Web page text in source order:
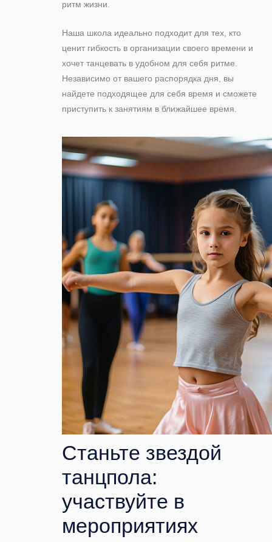
ритм жизни.
Наша школа идеально подходит для тех, кто
ценит гибкость в организации своего времени и
хочет танцевать в удобном для себя ритме.
Независимо от вашего распорядка дня, вы
найдете подходящее для себя время и сможете
приступить к занятиям в ближайшее время.
Станьте звездой
танцпола:
участвуйте в
мероприятиях